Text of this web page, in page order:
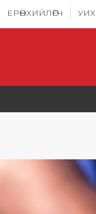
ЕРӨНХИЙЛӨГЧ УИХ